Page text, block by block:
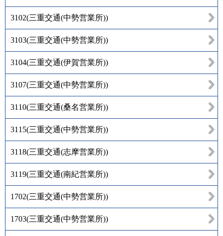
3102(三重交通(中勢営業所))
3103(三重交通(中勢営業所))
3104(三重交通(伊賀営業所))
3107(三重交通(中勢営業所))
3110(三重交通(桑名営業所))
3115(三重交通(中勢営業所))
3118(三重交通(志摩営業所))
3119(三重交通(南紀営業所))
1702(三重交通(中勢営業所))
1703(三重交通(中勢営業所))